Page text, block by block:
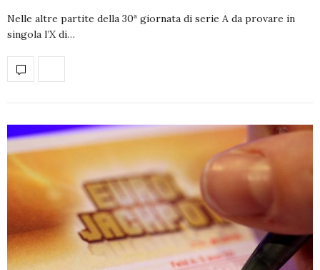
Nelle altre partite della 30ª giornata di serie A da provare in
singola l’X di…